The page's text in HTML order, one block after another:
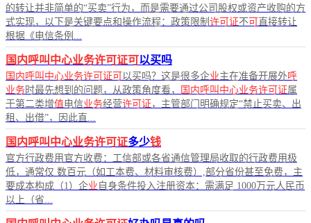
的转让并非简单的“买卖”行为，而是需要通过公司股权或资产收购的方
式实现，以下是关键要点和操作流程：政策限制 许可证不可 直接转让
根据《电信条例...
国内呼叫中心业务许可证可以买吗
国内呼叫中心业务许可证可 以买吗？这是很多企业主在准备开展外呼
业务时最先想到的问题，从政策角度看， 国内呼叫中心业务许可证属
于第二类增值 电信业务经营许可证 ，主管部门明确规定“禁止买卖、出
租、出借”，因此直...
国内呼叫中心业务许可证多少钱
官方行政费用官方收费：工信部或各省通信管理局收取的行政费用极
低，通常仅 数百元（如工本费、材料审核费）,部分省份甚至免费，主
要成本构成（1）企业 自身条件投入注册资本：需满足 1000万元人民币
以上（省...